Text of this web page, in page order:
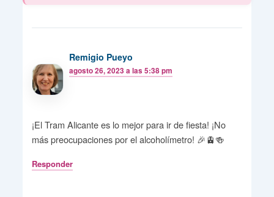
Remigio Pueyo
agosto 26, 2023 a las 5:38 pm
¡El Tram Alicante es lo mejor para ir de fiesta! ¡No
más preocupaciones por el alcoholímetro! 🎉🚊🍻
Responder